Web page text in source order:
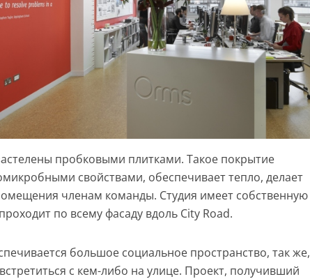
пробковыми плитками. Такое покрытие
свойствами, обеспечивает тепло, делает
членам команды. Студия имеет собственную
по всему фасаду вдоль City Road.
большое социальное пространство, так же,
с кем-либо на улице. Проект, получивший